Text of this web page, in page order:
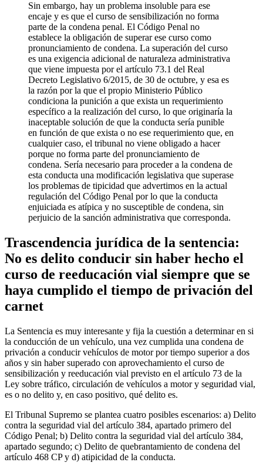
Sin embargo, hay un problema insoluble para ese
encaje y es que el curso de sensibilización no forma
parte de la condena penal. El Código Penal no
establece la obligación de superar ese curso como
pronunciamiento de condena. La superación del curso
es una exigencia adicional de naturaleza administrativa
que viene impuesta por el artículo 73.1 del Real
Decreto Legislativo 6/2015, de 30 de octubre, y esa es
la razón por la que el propio Ministerio Público
condiciona la punición a que exista un requerimiento
específico a la realización del curso, lo que originaría la
inaceptable solución de que la conducta sería punible
en función de que exista o no ese requerimiento que, en
cualquier caso, el tribunal no viene obligado a hacer
porque no forma parte del pronunciamiento de
condena. Sería necesario para proceder a la condena de
esta conducta una modificación legislativa que superase
los problemas de tipicidad que advertimos en la actual
regulación del Código Penal por lo que la conducta
enjuiciada es atípica y no susceptible de condena, sin
perjuicio de la sanción administrativa que corresponda.
Trascendencia jurídica de la sentencia:
No es delito conducir sin haber hecho el
curso de reeducación vial siempre que se
haya cumplido el tiempo de privación del
carnet
La Sentencia es muy interesante y fija la cuestión a determinar en si
la conducción de un vehículo, una vez cumplida una condena de
privación a conducir vehículos de motor por tiempo superior a dos
años y sin haber superado con aprovechamiento el curso de
sensibilización y reeducación vial previsto en el artículo 73 de la
Ley sobre tráfico, circulación de vehículos a motor y seguridad vial,
es o no delito y, en caso positivo, qué delito es.
El Tribunal Supremo se plantea cuatro posibles escenarios: a) Delito
contra la seguridad vial del artículo 384, apartado primero del
Código Penal; b) Delito contra la seguridad vial del artículo 384,
apartado segundo; c) Delito de quebrantamiento de condena del
artículo 468 CP y d) atipicidad de la conducta.